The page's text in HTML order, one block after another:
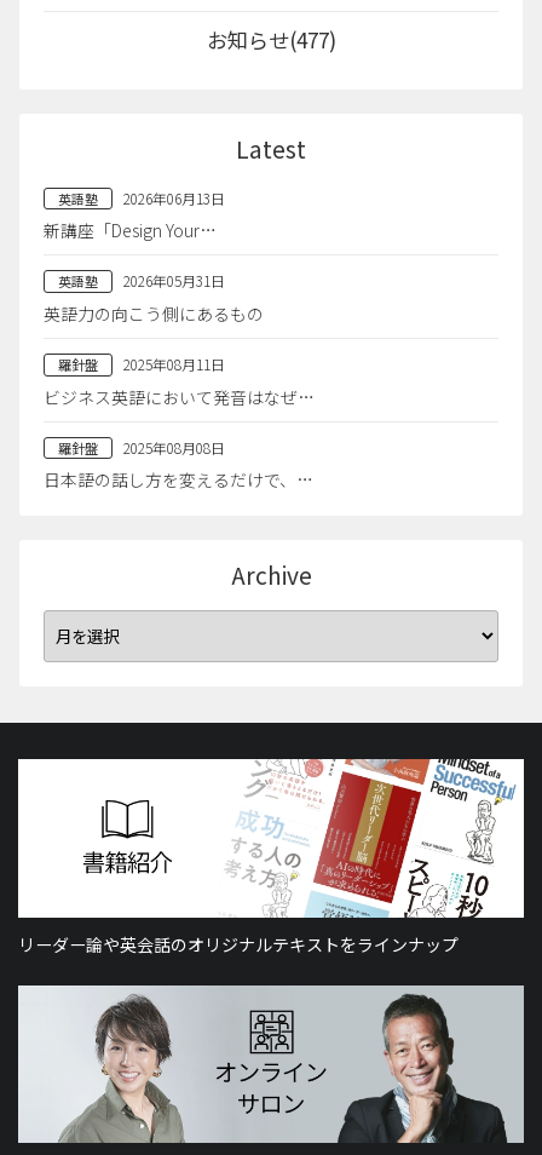
お知らせ(477)
Latest
英語塾 2026年06月13日
新講座「Design Your…
英語塾 2026年05月31日
英語力の向こう側にあるもの
羅針盤 2025年08月11日
ビジネス英語において発音はなぜ…
羅針盤 2025年08月08日
日本語の話し方を変えるだけで、…
Archive
リーダー論や英会話のオリジナルテキストをラインナップ